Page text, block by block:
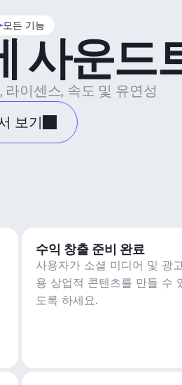
모든 기능
사운드
라이센스, 속도 및 유연성
보기
수익 창출 준비 완료
사용자가 소셜 미디어 및 광
용 상업적 콘텐츠를 만들 수
도록 하세요.